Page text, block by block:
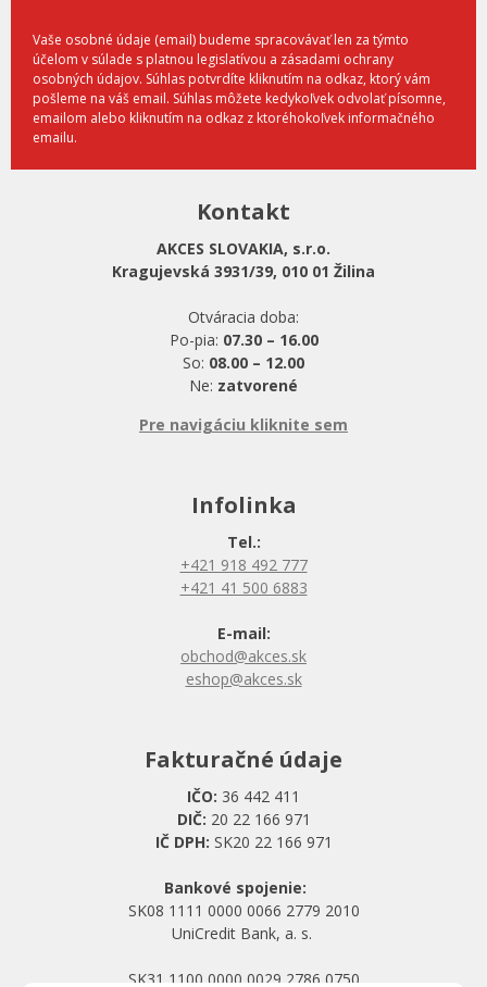
Vaše osobné údaje (email) budeme spracovávať len za týmto
účelom v súlade s platnou legislatívou a zásadami ochrany
osobných údajov. Súhlas potvrdíte kliknutím na odkaz, ktorý vám
pošleme na váš email. Súhlas môžete kedykoľvek odvolať písomne,
emailom alebo kliknutím na odkaz z ktoréhokoľvek informačného
emailu.
Kontakt
AKCES SLOVAKIA, s.r.o.
Kragujevská 3931/39, 010 01 Žilina
Otváracia doba:
Po-pia: 07.30 – 16.00
So: 08.00 – 12.00
Ne: zatvorené
Pre navigáciu kliknite sem
Infolinka
Tel.:
+421 918 492 777
+421 41 500 6883
E-mail:
obchod@akces.sk
eshop@akces.sk
Fakturačné údaje
IČO: 36 442 411
DIČ: 20 22 166 971
IČ DPH: SK20 22 166 971
Bankové spojenie:
SK08 1111 0000 0066 2779 2010
UniCredit Bank, a. s.
SK31 1100 0000 0029 2786 0750